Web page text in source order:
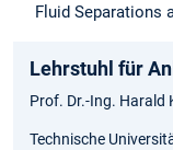
Fluid Separations
Lehrstuhl für
Prof. Dr.-Ing. Harald
Technische